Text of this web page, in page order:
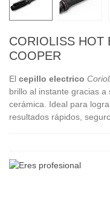
CORIOLISS HOT
COOPER
El cepillo electrico
brillo al instante gracias
cerámica. Ideal para
resultados rápidos,